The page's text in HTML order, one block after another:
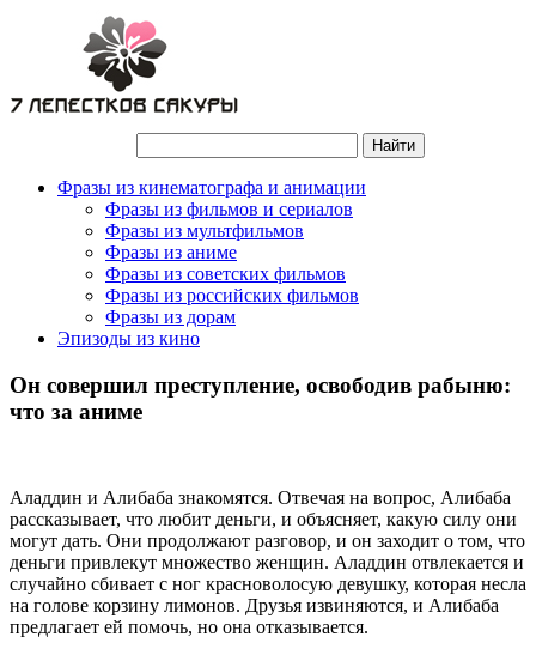
Фразы из кинематографа и анимации
Фразы из фильмов и сериалов
Фразы из мультфильмов
Фразы из аниме
Фразы из советских фильмов
Фразы из российских фильмов
Фразы из дорам
Эпизоды из кино
Он совершил преступление, освободив рабыню:
что за аниме
Аладдин и Алибаба знакомятся. Отвечая на вопрос, Алибаба
рассказывает, что любит деньги, и объясняет, какую силу они
могут дать. Они продолжают разговор, и он заходит о том, что
деньги привлекут множество женщин. Аладдин отвлекается и
случайно сбивает с ног красноволосую девушку, которая несла
на голове корзину лимонов. Друзья извиняются, и Алибаба
предлагает ей помочь, но она отказывается.